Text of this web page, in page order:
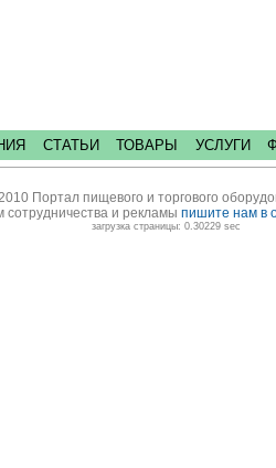
СТАТЬИ ТОВАРЫ УСЛУГИ
Портал пищевого и торгового
сотрудничества и рекламы пишите нам в
загрузка страницы: 0.30229 sec